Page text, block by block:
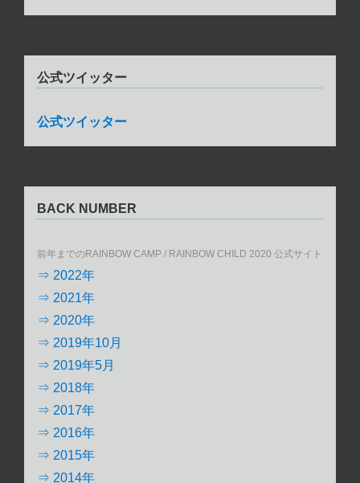
公式ツイッター
公式ツイッター
BACK NUMBER
前年までのRAINBOW CAMP / RAINBOW CHILD 2020 公式サイト
⇒ 2022年
⇒ 2021年
⇒ 2020年
⇒ 2019年10月
⇒ 2019年5月
⇒ 2018年
⇒ 2017年
⇒ 2016年
⇒ 2015年
⇒ 2014年